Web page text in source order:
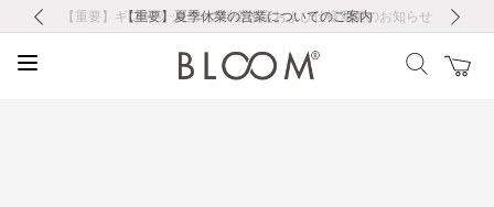
お修理・アフターサービスのご案内
【重要】令和８年熊本地震に伴う集配への影響について
【重要】ギフトラッピング料金改定および仕様変更のお知らせ
【重要】夏季休業の営業についてのご案内
税込5,500円以上で送料無料｜最短24時間以内に発送
新規会員登録で1000ポイントプレゼント！
LINE友だち登録で500円クーポンプレゼント
会員限定！レビュー投稿で100ポイントプレゼント
お修理・アフターサービスのご案内
【重要】令和８年熊本地震に伴う集配への影響について